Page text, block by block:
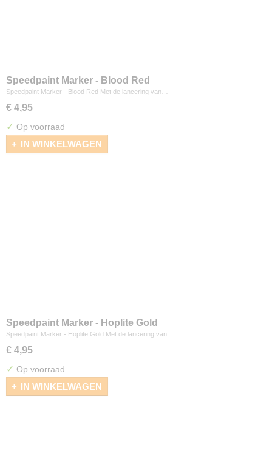
Speedpaint Marker - Blood Red
Speedpaint Marker - Blood Red Met de lancering van…
€ 4,95
✓ Op voorraad
IN WINKELWAGEN
Speedpaint Marker - Hoplite Gold
Speedpaint Marker - Hoplite Gold Met de lancering van…
€ 4,95
✓ Op voorraad
IN WINKELWAGEN